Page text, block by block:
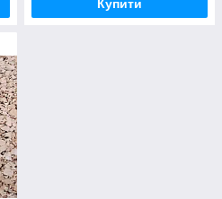
Купити